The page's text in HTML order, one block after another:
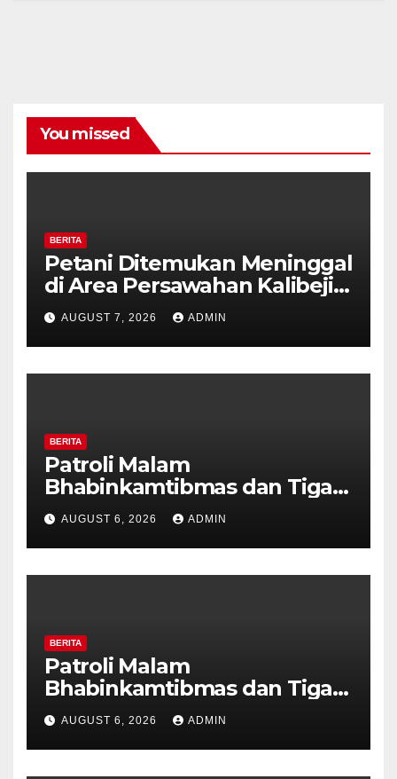
You missed
BERITA
Petani Ditemukan Meninggal
di Area Persawahan Kalibeji,
Polisi Pastikan Tidak Ada
Tanda Kekerasan
AUGUST 7, 2026 ADMIN
BERITA
Patroli Malam
Bhabinkamtibmas dan Tiga
Pilar Kelurahan Ungaran
Perkuat Kamtibmas, Warga
Diajak Aktifkan Ronda
AUGUST 6, 2026 ADMIN
BERITA
Patroli Malam
Bhabinkamtibmas dan Tiga
Pilar Kelurahan Ungaran
Perkuat Kamtibmas, Warga
Diajak Aktifkan Ronda
AUGUST 6, 2026 ADMIN